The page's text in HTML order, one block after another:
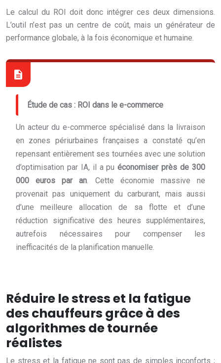
Le calcul du ROI doit donc intégrer ces deux dimensions.
L’outil n’est pas un centre de coût, mais un générateur de
performance globale, à la fois économique et humaine.
Étude de cas : ROI dans le e-commerce
Un acteur du e-commerce spécialisé dans la livraison
en zones périurbaines françaises a constaté qu’en
repensant entièrement ses tournées avec une solution
d’optimisation par IA, il a puéconomiser près de 300
000 euros par an. Cette économie massive ne
provenait pas uniquement du carburant, mais aussi
d’une meilleure allocation de sa flotte et d’une
réduction significative des heures supplémentaires,
autrefois nécessaires pour compenser les
inefficacités de la planification manuelle.
Réduire le stress et la fatigue
des chauffeurs grâce à des
algorithmes de tournée
réalistes
Le stress et la fatigue ne sont pas de simples inconforts ;